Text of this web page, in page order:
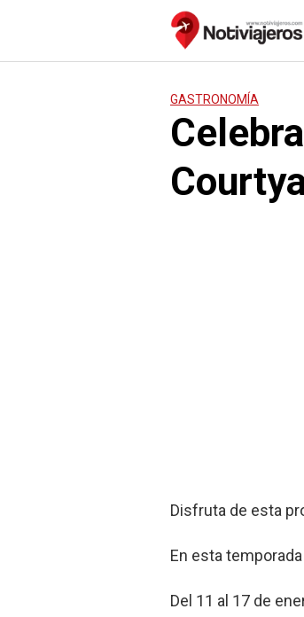
GASTRONOMÍA
Disfruta de esta
En esta
Del 11 al 17 de